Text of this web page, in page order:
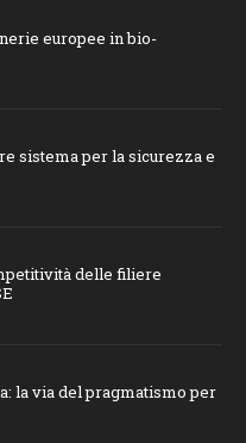
europee in bio-
sistema per la sicurezza e
delle filiere
la via del pragmatismo per